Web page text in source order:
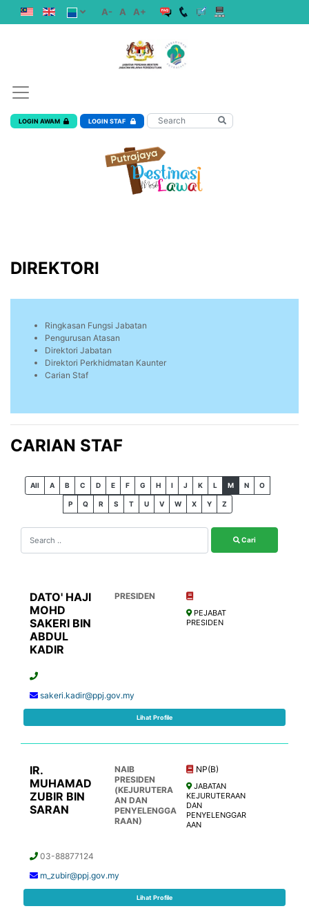
A- A A+
LOGIN AWAM LOGIN STAF
DIREKTORI
Ringkasan Fungsi Jabatan
Pengurusan Atasan
Direktori Jabatan
Direktori Perkhidmatan Kaunter
Carian Staf
CARIAN STAF
All A B C D E F G H I J K L M N O
P Q R S T U V W X Y Z
Cari
DATO' HAJI
MOHD
SAKERI BIN
ABDUL
KADIR
PRESIDEN
PEJABAT
PRESIDEN
sakeri.kadir@ppj.gov.my
Lihat Profile
IR.
MUHAMAD
ZUBIR BIN
SARAN
NAIB
PRESIDEN
(KEJURUTERA
AN DAN
PENYELENGGA
RAAN)
NP(B)
JABATAN
KEJURUTERAAN
DAN
PENYELENGGAR
AAN
03-88877124
m_zubir@ppj.gov.my
Lihat Profile